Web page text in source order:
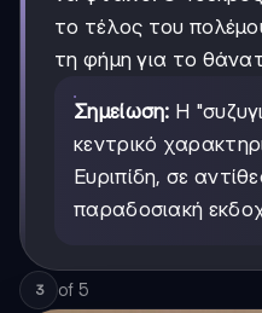
το τέλος του
τη φήμη για το
Σημείωση: Η
κεντρικό
Ευριπίδη, σε
παραδοσιακή
3 of 5